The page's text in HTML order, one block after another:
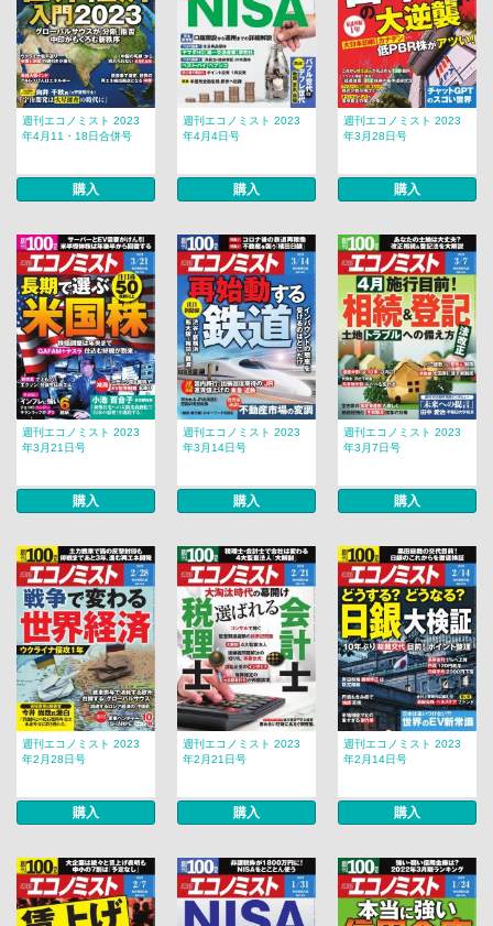
週刊エコノミスト 2023
年4月11・18日合併号
購入
週刊エコノミスト 2023
年4月4日号
購入
週刊エコノミスト 2023
年3月28日号
購入
週刊エコノミスト 2023
年3月21日号
購入
週刊エコノミスト 2023
年3月14日号
購入
週刊エコノミスト 2023
年3月7日号
購入
週刊エコノミスト 2023
年2月28日号
購入
週刊エコノミスト 2023
年2月21日号
購入
週刊エコノミスト 2023
年2月14日号
購入